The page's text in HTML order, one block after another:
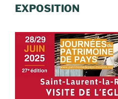
EXPOSITION